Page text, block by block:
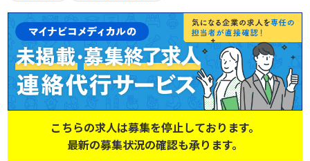
こちらの求人は募集を停止しております。
最新の募集状況の確認も承ります。